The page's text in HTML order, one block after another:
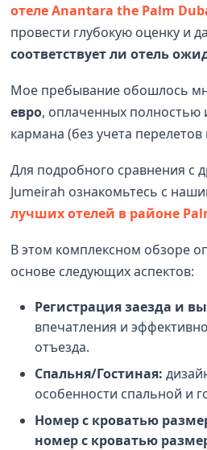
отеле Anantara the Palm
провести глубокую оценку и
соответствует ли отель
Мое пребывание обошлось
евро, оплаченных полностью
кармана (без учета перелетов
Для подробного сравнения с
Jumeirah ознакомьтесь с
лучших отелей в районе
В этом комплексном обзоре
основе следующих аспектов:
Регистрация заезда и
впечатления и
отъезда.
Спальня/Гостиная:
особенности спальной и
Номер с кроватью
номер с кроватью